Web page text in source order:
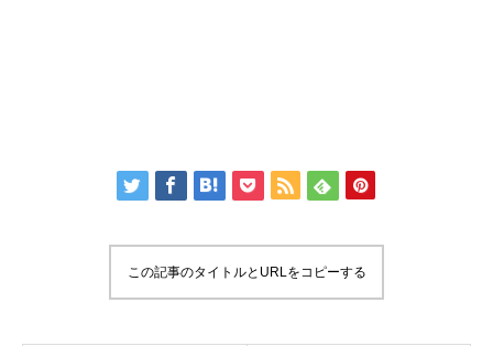
この記事のタイトルとURLをコピーする